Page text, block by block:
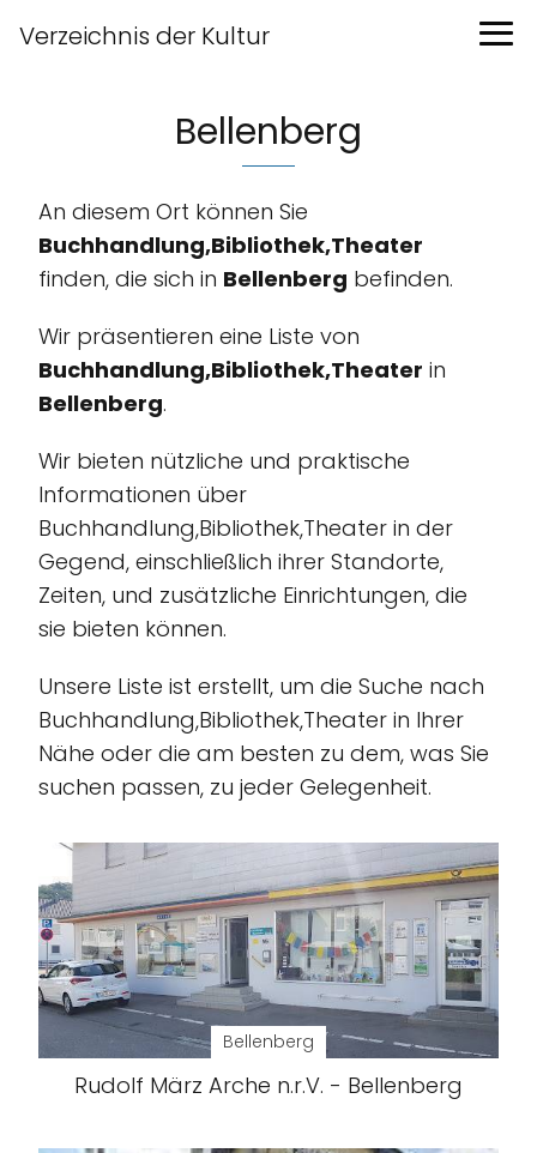
Verzeichnis der Kultur
Bellenberg
An diesem Ort können Sie
Buchhandlung,Bibliothek,Theater
finden, die sich in Bellenberg befinden.
Wir präsentieren eine Liste von
Buchhandlung,Bibliothek,Theater in
Bellenberg.
Wir bieten nützliche und praktische
Informationen über
Buchhandlung,Bibliothek,Theater in der
Gegend, einschließlich ihrer Standorte,
Zeiten, und zusätzliche Einrichtungen, die
sie bieten können.
Unsere Liste ist erstellt, um die Suche nach
Buchhandlung,Bibliothek,Theater in Ihrer
Nähe oder die am besten zu dem, was Sie
suchen passen, zu jeder Gelegenheit.
Bellenberg
Rudolf März Arche n.r.V. - Bellenberg